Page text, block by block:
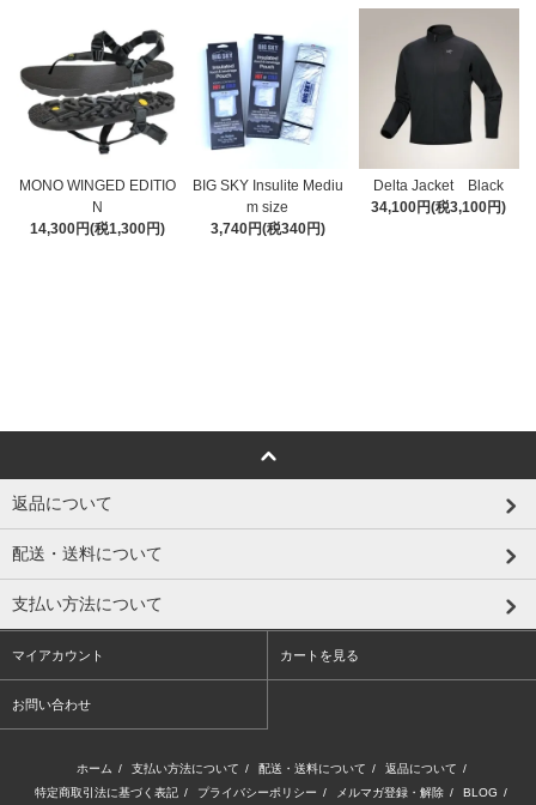
MONO WINGED EDITIO
N
14,300円(税1,300円)
BIG SKY Insulite Mediu
m size
3,740円(税340円)
Delta Jacket Black
34,100円(税3,100円)
返品について
配送・送料について
支払い方法について
マイアカウント カートを見る
お問い合わせ
ホーム / 支払い方法について / 配送・送料について / 返品について /
特定商取引法に基づく表記 / プライバシーポリシー / メルマガ登録・解除 / BLOG /